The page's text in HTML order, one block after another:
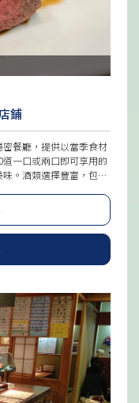
鋪
餐廳，提供以當季食材
一口或兩口即可享用的
。酒類選擇豐富，包括
與店主對話，並觀賞料
建議及早預約。